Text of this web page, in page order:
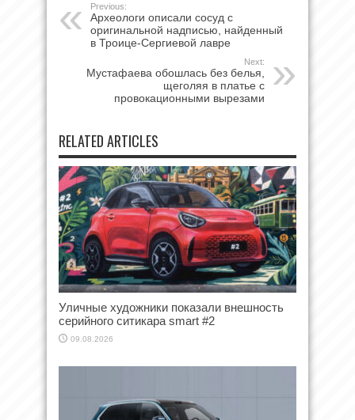
Previous:
Археологи описали сосуд с
оригинальной надписью, найденный
в Троице-Сергиевой лавре
Next:
Мустафаева обошлась без белья,
щеголяя в платье с
провокационными вырезами
RELATED ARTICLES
Уличные художники показали внешность
серийного ситикара smart #2
09.08.2026